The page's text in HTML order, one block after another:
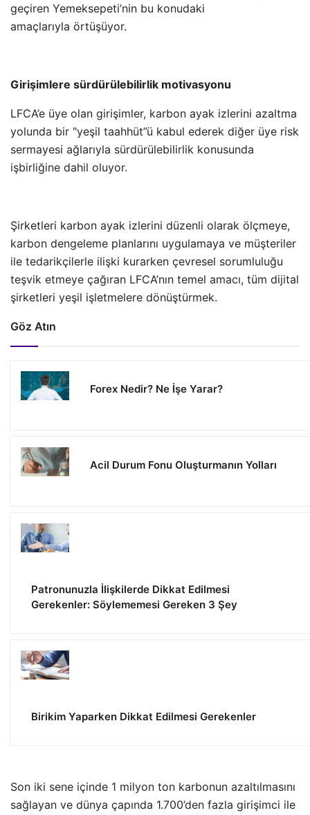
geçiren Yemeksepeti’nin bu konudaki
amaçlarıyla örtüşüyor.
Girişimlere sürdürülebilirlik motivasyonu
LFCA’e üye olan girişimler, karbon ayak izlerini azaltma
yolunda bir "yeşil taahhüt”ü kabul ederek diğer üye risk
sermayesi ağlarıyla sürdürülebilirlik konusunda
işbirliğine dahil oluyor.
Şirketleri karbon ayak izlerini düzenli olarak ölçmeye,
karbon dengeleme planlarını uygulamaya ve müşteriler
ile tedarikçilerle ilişki kurarken çevresel sorumluluğu
teşvik etmeye çağıran LFCA’nın temel amacı, tüm dijital
şirketleri yeşil işletmelere dönüştürmek.
Göz Atın
Forex Nedir? Ne İşe Yarar?
Acil Durum Fonu Oluşturmanın Yolları
Patronunuzla İlişkilerde Dikkat Edilmesi
Gerekenler: Söylememesi Gereken 3 Şey
Birikim Yaparken Dikkat Edilmesi Gerekenler
Son iki sene içinde 1 milyon ton karbonun azaltılmasını
sağlayan ve dünya çapında 1.700’den fazla girişimci ile